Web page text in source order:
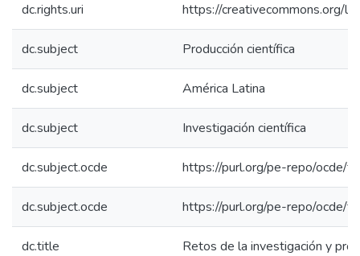
dc.rights.uri https://creativecommons.org/
dc.subject Producción científica
dc.subject América Latina
dc.subject Investigación científica
dc.subject.ocde https://purl.org/pe-repo/ocde/
dc.subject.ocde https://purl.org/pe-repo/ocde/
dc.title
Retos de la investigación y